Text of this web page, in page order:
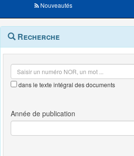
Nouveautés
Navigation
outils
Menu
contextuel
Recherche
dans le texte intégral des documents